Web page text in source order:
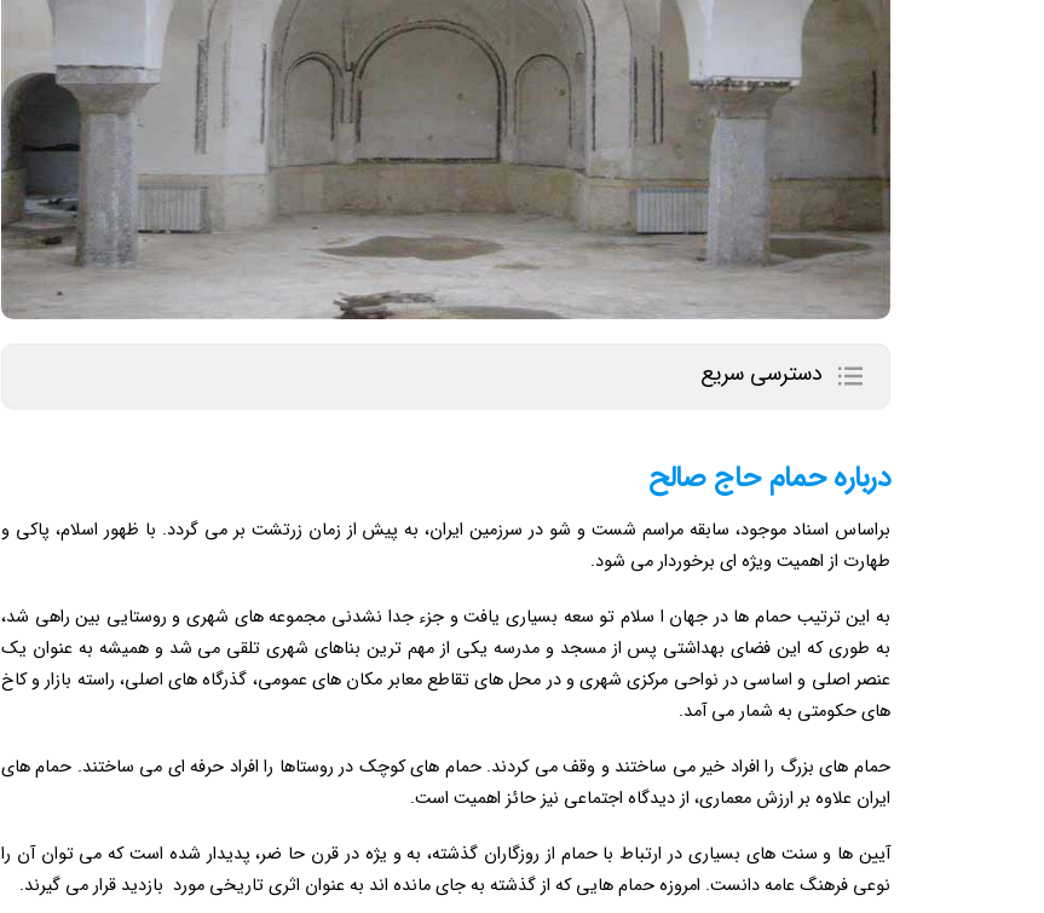
دسترسی سریع
درباره حمام حاج صالح
براساس اسناد موجود، سابقه مراسم شست و شو در سرزمین ایران، به پیش از زمان زرتشت بر می گردد. با ظهور اسلام، پاکی و
طهارت از اهمیت ویژه ای برخوردار می شود.
به این ترتیب حمام ها در جهان ا سلام تو سعه بسیاری یافت و جزء جدا نشدنی مجموعه های شهری و روستایی بین راهی شد،
به طوری که این فضای بهداشتی پس از مسجد و مدرسه یکی از مهم ترین بناهای شهری تلقی می شد و همیشه به عنوان یک
عنصر اصلی و اساسی در نواحی مرکزی شهری و در محل های تقاطع معابر مکان های عمومی، گذرگاه های اصلی، راسته بازار و کاخ
های حکومتی به شمار می آمد.
حمام های بزرگ را افراد خیر می ساختند و وقف می کردند. حمام های کوچک در روستاها را افراد حرفه ای می ساختند. حمام های
ایران علاوه بر ارزش معماری، از دیدگاه اجتماعی نیز حائز اهمیت است.
آیین ها و سنت های بسیاری در ارتباط با حمام از روزگاران گذشته، به و یژه در قرن حا ضر، پدیدار شده است که می توان آن را
نوعی فرهنگ عامه دانست. امروزه حمام هایی که از گذشته به جای مانده اند به عنوان اثری تاریخی مورد بازدید قرار می گیرند.